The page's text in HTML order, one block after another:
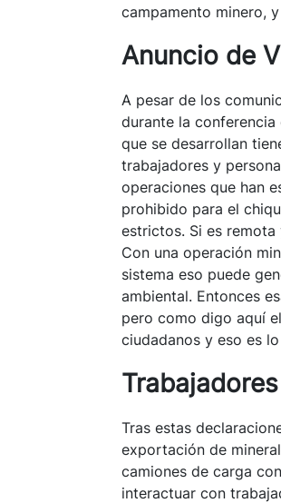
campamento minero,
Anuncio de
A pesar de los
durante la
que se desarrollan
trabajadores y
operaciones que han
prohibido para el
estrictos. Si es
Con una operación
sistema eso puede
ambiental. Entonces
pero como digo aquí
ciudadanos y eso es
Tras estas
exportación de
camiones de carga
interactuar con